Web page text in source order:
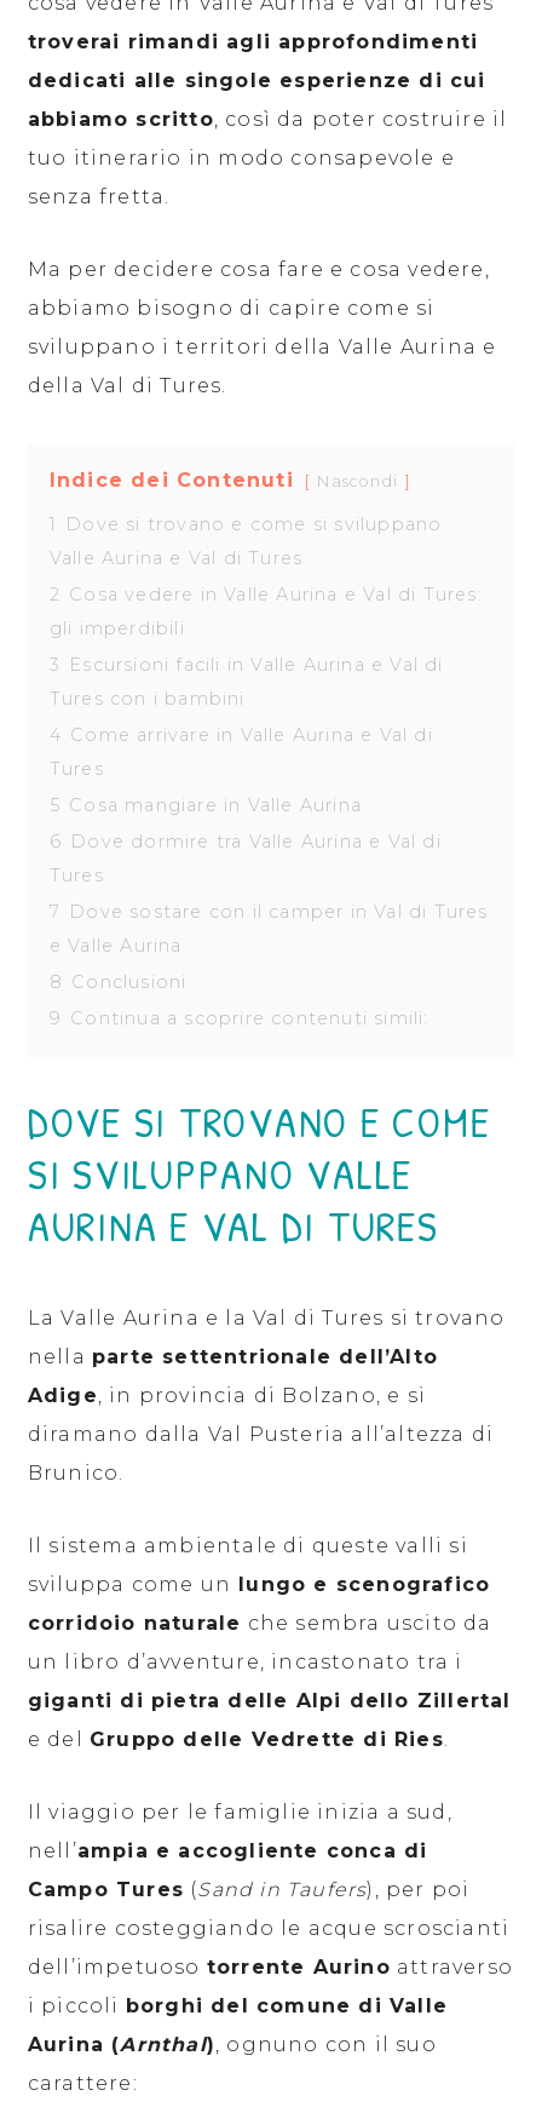
troverai rimandi agli approfondimenti
dedicati alle singole esperienze di cui
abbiamo scritto, così da poter costruire il
tuo itinerario in modo consapevole e
senza fretta.
Ma per decidere cosa fare e cosa vedere,
abbiamo bisogno di capire come si
sviluppano i territori della Valle Aurina e
della Val di Tures.
Indice dei Contenuti Nascondi
1
Dove si trovano e come si sviluppano
Valle Aurina e Val di Tures
2 Cosa vedere in Valle Aurina e Val di Tures:
gli imperdibili
3
Escursioni facili in Valle Aurina e Val di
Tures con i bambini
4 Come arrivare in Valle Aurina e Val di
Tures
5 Cosa mangiare in Valle Aurina
6 Dove dormire tra Valle Aurina e Val di
Tures
7
Dove sostare con il camper in Val di Tures
e Valle Aurina
8 Conclusioni
9 Continua a scoprire contenuti simili:
DOVE SI TROVANO E COME
SI SVILUPPANO VALLE
AURINA E VAL DI TURES
La Valle Aurina e la Val di Tures si trovano
nella parte settentrionale dell’Alto
Adige, in provincia di Bolzano, e si
diramano dalla Val Pusteria all’altezza di
Brunico.
Il sistema ambientale di queste valli si
sviluppa come un
lungo e scenografico
corridoio naturale che sembra uscito da
un libro d’avventure, incastonato tra i
giganti di pietra delle Alpi dello Zillertal
e del Gruppo delle Vedrette di Ries.
Il viaggio per le famiglie inizia a sud,
nell’ampia e accogliente conca di
Campo Tures (Sand in Taufers), per poi
risalire costeggiando le acque scroscianti
dell’impetuoso torrente Aurino attraverso
i piccoli
borghi del comune di Valle
Aurina (Arnthal), ognuno con il suo
carattere: